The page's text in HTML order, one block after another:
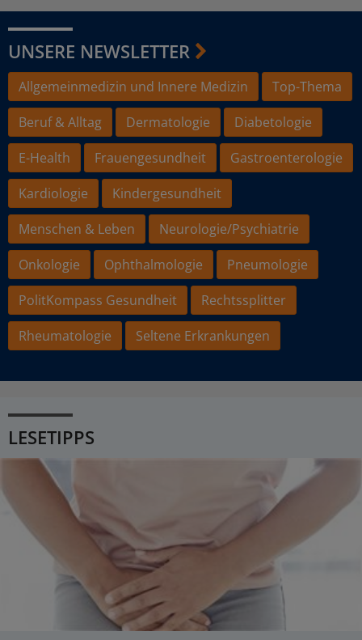
UNSERE NEWSLETTER
Allgemeinmedizin und Innere Medizin
Top-Thema
Beruf & Alltag
Dermatologie
Diabetologie
E-Health
Frauengesundheit
Gastroenterologie
Kardiologie
Kindergesundheit
Menschen & Leben
Neurologie/Psychiatrie
Onkologie
Ophthalmologie
Pneumologie
PolitKompass Gesundheit
Rechtssplitter
Rheumatologie
Seltene Erkrankungen
LESETIPPS